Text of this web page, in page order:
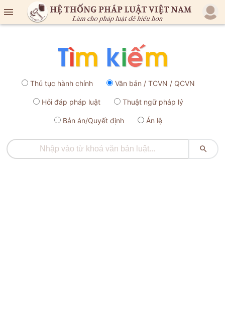

Thủ tục hành chính Văn bản / TCVN / QCVN
Hỏi đáp pháp luật Thuật ngữ pháp lý
Bản án/Quyết định Án lệ
